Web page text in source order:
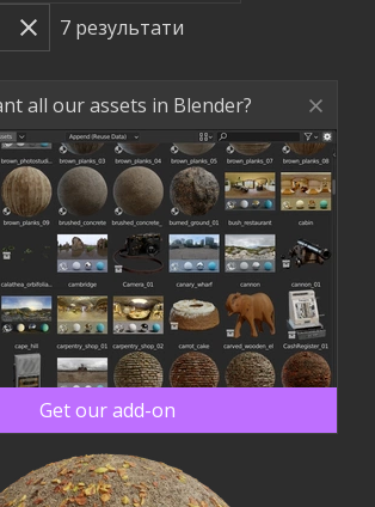
7 результати
all our assets in Blender?
Get our add-on